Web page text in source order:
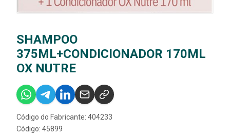
SHAMPOO
375ML+CONDICIONADOR 170ML
OX NUTRE
Código do Fabricante: 404233
Código: 45899